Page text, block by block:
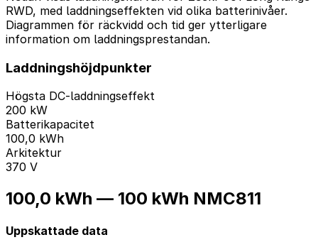
RWD, med laddningseffekten vid olika batterinivåer.
Diagrammen för räckvidd och tid ger ytterligare
information om laddningsprestandan.
Laddningshöjdpunkter
Högsta DC-laddningseffekt
200 kW
Batterikapacitet
100,0 kWh
Arkitektur
370 V
100,0 kWh — 100 kWh NMC811
Uppskattade data